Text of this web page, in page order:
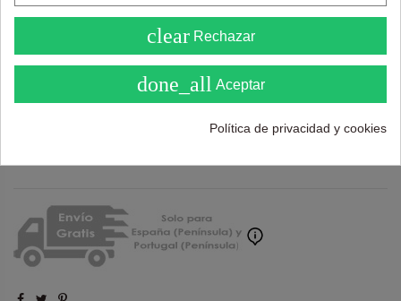
218,00 €359,00 €
clear Rechazar
done_all Aceptar
Política de privacidad y cookies